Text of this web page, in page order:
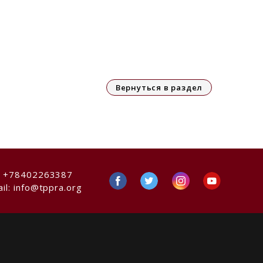
Вернуться в раздел
+78402263387
info@tppra.org